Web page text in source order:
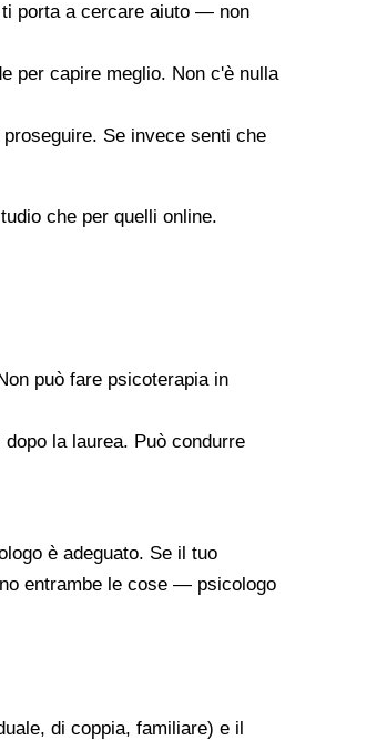
ti porta a cercare aiuto — non
per capire meglio. Non c'è nulla
Se invece senti che
che per quelli online.
può fare psicoterapia in
la laurea. Può condurre
è adeguato. Se il tuo
entrambe le cose — psicologo
di coppia, familiare) e il